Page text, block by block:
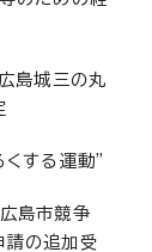
城三の丸
する運動”
島市競争
請の追加受